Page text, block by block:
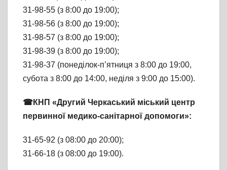
31-98-55 (з 8:00 до 19:00);
31-98-56 (з 8:00 до 19:00);
31-98-57 (з 8:00 до 19:00);
31-98-39 (з 8:00 до 19:00);
31-98-37 (понеділок-п’ятниця з 8:00 до 19:00,
субота з 8:00 до 14:00, неділя з 9:00 до 15:00).
☎КНП «Другий Черкаський міський центр
первинної медико-санітарної допомоги»:
31-65-92 (з 08:00 до 20:00);
31-66-18 (з 08:00 до 19:00).